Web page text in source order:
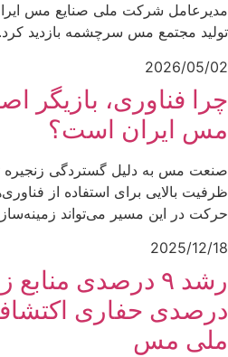
مدیرعامل شرکت ملی صنایع مس
تولید مجتمع مس سرچشمه بازدید کرد.
2026/05/02
چرا فناوری،
مس ایران است؟
صنعت مس به دلیل گستردگی زنجیره
ظرفیت بالایی برای استفاده از
حرکت در این مسیر می‌تواند
2025/12/18
درصدی حفاری
ملی مس